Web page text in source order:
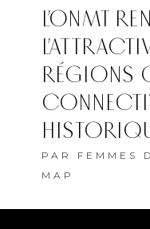
L’ONMT
RÉGIONS
PAR FEMMES
MAP